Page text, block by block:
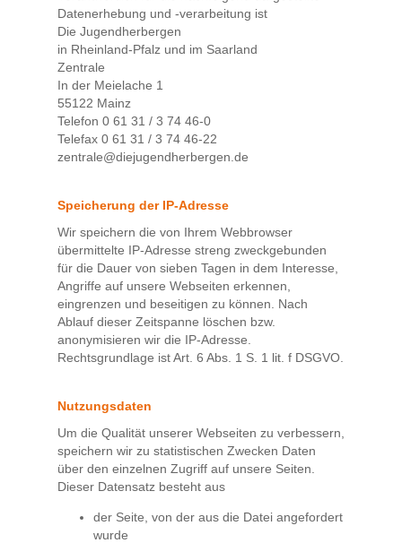
Datenerhebung und -verarbeitung ist
Die Jugendherbergen
in Rheinland-Pfalz und im Saarland
Zentrale
In der Meielache 1
55122 Mainz
Telefon 0 61 31 / 3 74 46-0
Telefax 0 61 31 / 3 74 46-22
zentrale@diejugendherbergen.de
Speicherung der IP-Adresse
Wir speichern die von Ihrem Webbrowser
übermittelte IP-Adresse streng zweckgebunden
für die Dauer von sieben Tagen in dem Interesse,
Angriffe auf unsere Webseiten erkennen,
eingrenzen und beseitigen zu können. Nach
Ablauf dieser Zeitspanne löschen bzw.
anonymisieren wir die IP-Adresse.
Rechtsgrundlage ist Art. 6 Abs. 1 S. 1 lit. f DSGVO.
Nutzungsdaten
Um die Qualität unserer Webseiten zu verbessern,
speichern wir zu statistischen Zwecken Daten
über den einzelnen Zugriff auf unsere Seiten.
Dieser Datensatz besteht aus
der Seite, von der aus die Datei angefordert
wurde